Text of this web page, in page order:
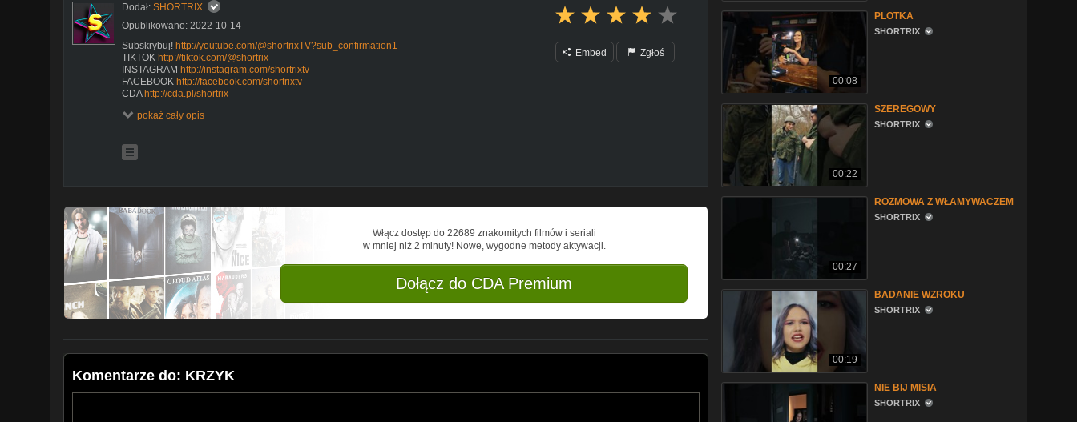
Dodał: SHORTRIX
Opublikowano: 2022-10-14
Subskrybuj! http://youtube.com/@shortrixTV?sub_confirmation1
TIKTOK http://tiktok.com/@shortrix
INSTAGRAM http://instagram.com/shortrixtv
FACEBOOK http://facebook.com/shortrixtv
CDAhttp://cda.pl/shortrix
telefonem. Spontan, absurdalny humor, zaskakujące scenki i pozytywna energia - wszystko to
znajdziesz na tym kanale. Zostaw suba i nie przegap kolejnych odcinków!
PROSIMY NIE KOPIOWAĆ NA INNE KANAŁY
#Shortrix #Dakann #Komedia
pokaż cały opis
Embed Zgłoś
Włącz dostęp do 22689 znakomitych filmów i seriali
w mniej niż 2 minuty! Nowe, wygodne metody aktywacji.
Dołącz do CDA Premium
Komentarze do: KRZYK
00:08
PLOTKA
SHORTRIX
00:22
SZEREGOWY
SHORTRIX
00:27
ROZMOWA Z WŁAMYWACZEM
SHORTRIX
00:19
BADANIE WZROKU
SHORTRIX
NIE BIJ MISIA
SHORTRIX